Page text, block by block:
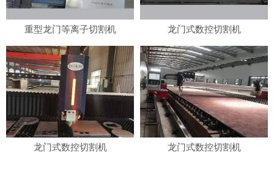
重型龙门等离子切割机 龙门式数控切割机
龙门式数控切割机 龙门式数控切割机